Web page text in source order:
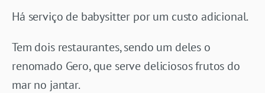
Há serviço de babysitter por um custo adicional.
Tem dois restaurantes, sendo um deles o
renomado Gero, que serve deliciosos frutos do
mar no jantar.